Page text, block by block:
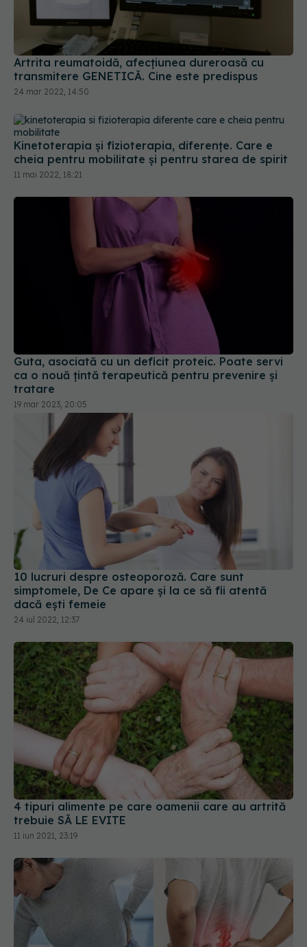
Artrita reumatoidă, afecțiunea dureroasă cu
transmitere GENETICĂ. Cine este predispus
24 mar 2022, 14:50
Kinetoterapia și fizioterapia, diferențe. Care e
cheia pentru mobilitate și pentru starea de spirit
11 mai 2022, 18:21
Guta, asociată cu un deficit proteic. Poate servi
ca o nouă țintă terapeutică pentru prevenire și
tratare
19 mar 2023, 20:05
10 lucruri despre osteoporoză. Care sunt
simptomele, De Ce apare și la ce să fii atentă
dacă ești femeie
24 iul 2022, 12:37
4 tipuri alimente pe care oamenii care au artrită
trebuie SĂ LE EVITE
11 iun 2021, 23:19